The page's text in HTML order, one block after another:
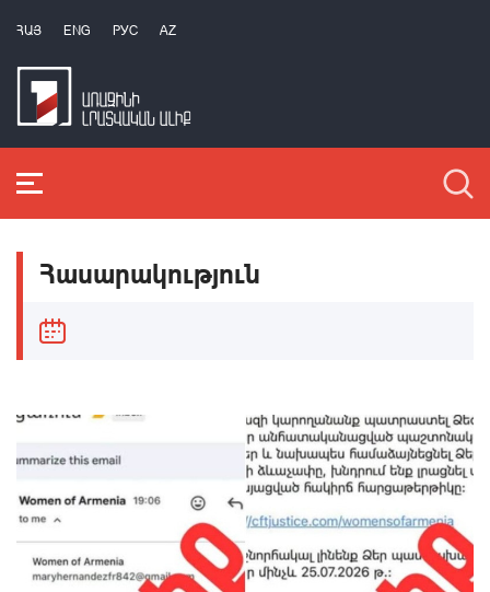
ՀԱՅ ENG РУС AZ
Հասարակություն